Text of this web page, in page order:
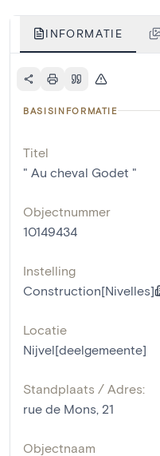
INFORMATIE
BASISINFORMATIE
Titel
" Au cheval Godet "
Objectnummer
10149434
Instelling
Construction[Nivelles]
Locatie
Nijvel[deelgemeente]
Standplaats / Adres:
rue de Mons, 21
Objectnaam